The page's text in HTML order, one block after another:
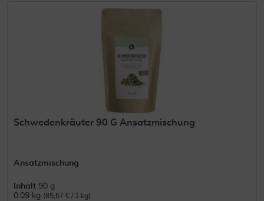
Schwedenkräuter 90 G Ansatzmischung
Ansatzmischung
Inhalt 90 g
0.09 kg (85,67 € / 1 kg)